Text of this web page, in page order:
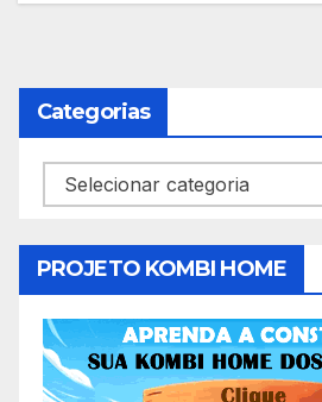
Categorias
Categorias
PROJETO KOMBI HOME